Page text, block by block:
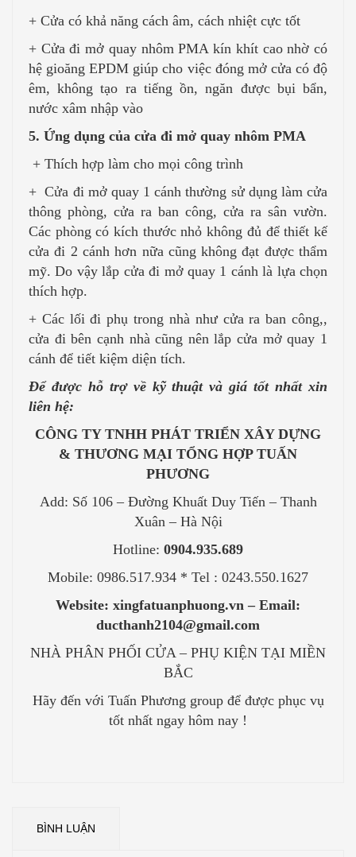
+ Cửa có khả năng cách âm, cách nhiệt cực tốt
+ Cửa đi mở quay nhôm PMA kín khít cao nhờ có
hệ gioăng EPDM giúp cho việc đóng mở cửa có độ
êm, không tạo ra tiếng ồn, ngăn được bụi bẩn,
nước xâm nhập vào
5. Ứng dụng của cửa đi mở quay nhôm PMA
+ Thích hợp làm cho mọi công trình
+ Cửa đi mở quay 1 cánh thường sử dụng làm cửa
thông phòng, cửa ra ban công, cửa ra sân vườn.
Các phòng có kích thước nhỏ không đủ để thiết kế
cửa đi 2 cánh hơn nữa cũng không đạt được thẩm
mỹ. Do vậy lắp cửa đi mở quay 1 cánh là lựa chọn
thích hợp.
+ Các lối đi phụ trong nhà như cửa ra ban công,,
cửa đi bên cạnh nhà cũng nên lắp cửa mở quay 1
cánh để tiết kiệm diện tích.
Để được hỗ trợ về kỹ thuật và giá tốt nhất xin
liên hệ:
CÔNG TY TNHH PHÁT TRIỂN XÂY DỰNG
& THƯƠNG MẠI TỔNG HỢP TUẤN
PHƯƠNG
Add: Số 106 – Đường Khuất Duy Tiến – Thanh
Xuân – Hà Nội
Hotline: 0904.935.689
Mobile: 0986.517.934 * Tel : 0243.550.1627
Website: xingfatuanphuong.vn – Email:
ducthanh2104@gmail.com
NHÀ PHÂN PHỐI CỬA – PHỤ KIỆN TẠI MIỀN
BẮC
Hãy đến với Tuấn Phương group để được phục vụ
tốt nhất ngay hôm nay !
BÌNH LUẬN